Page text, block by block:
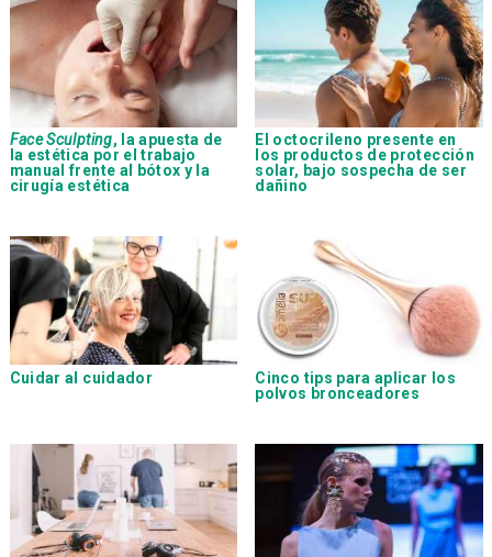
Face Sculpting, la apuesta de
la estética por el trabajo
manual frente al bótox y la
cirugía estética
El octocrileno presente en
los productos de protección
solar, bajo sospecha de ser
dañino
Cuidar al cuidador
Cinco tips para aplicar los
polvos bronceadores